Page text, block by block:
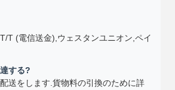
T (電信送金),ウェスタンユニオン,ペイ
する?
送をします.貨物料の引換のために詳